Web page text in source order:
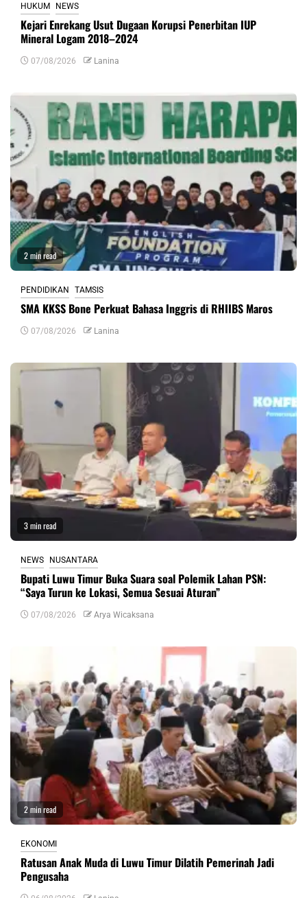
HUKUM NEWS
Kejari Enrekang Usut Dugaan Korupsi Penerbitan IUP
Mineral Logam 2018–2024
07/08/2026 Lanina
2 min read
PENDIDIKAN TAMSIS
SMA KKSS Bone Perkuat Bahasa Inggris di RHIIBS Maros
07/08/2026 Lanina
3 min read
NEWS NUSANTARA
Bupati Luwu Timur Buka Suara soal Polemik Lahan PSN:
“Saya Turun ke Lokasi, Semua Sesuai Aturan”
07/08/2026 Arya Wicaksana
2 min read
EKONOMI
Ratusan Anak Muda di Luwu Timur Dilatih Pemerinah Jadi
Pengusaha